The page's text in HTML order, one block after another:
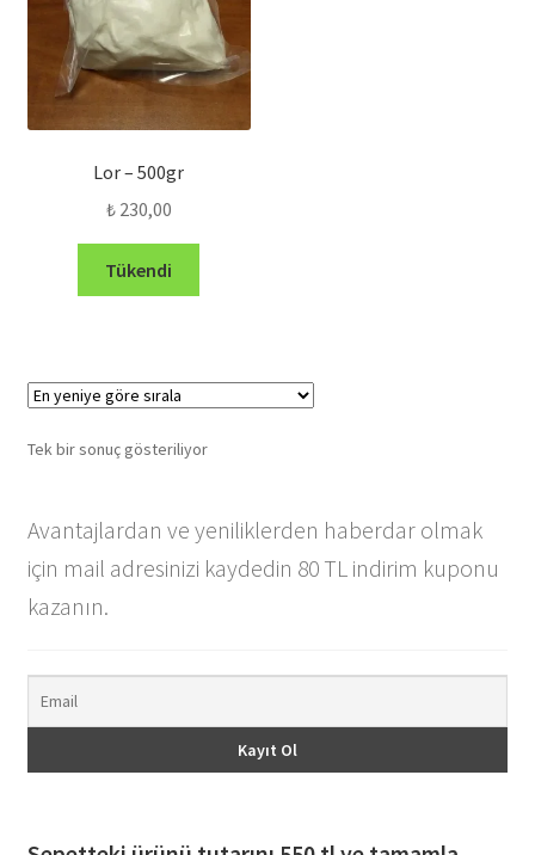
Lor – 500gr
₺230,00
Tükendi
Tek bir sonuç gösteriliyor
Avantajlardan ve yeniliklerden haberdar olmak
için mail adresinizi kaydedin 80 TL indirim kuponu
kazanın.